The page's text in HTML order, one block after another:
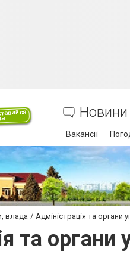
Новини
Вакансії
влада Адміністрація та органи
та органи